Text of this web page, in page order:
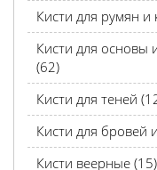
Кисти для румян
Кисти для основы
(62)
Кисти для теней
Кисти для бровей
Кисти веерные (15)